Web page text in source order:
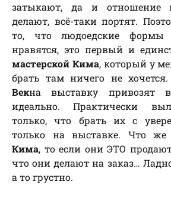
затыкают, да и отношение
делают, всё-таки портят.
то, что людоедские
нравятся, это первый и
мастерской Кима, который у
брать там ничего не
Векна выставку привозят
идеально. Практически
только, что брать их с
только на выставке. Что же
Кима, то если они ЭТО
что они делают на заказ…
а то грустно.